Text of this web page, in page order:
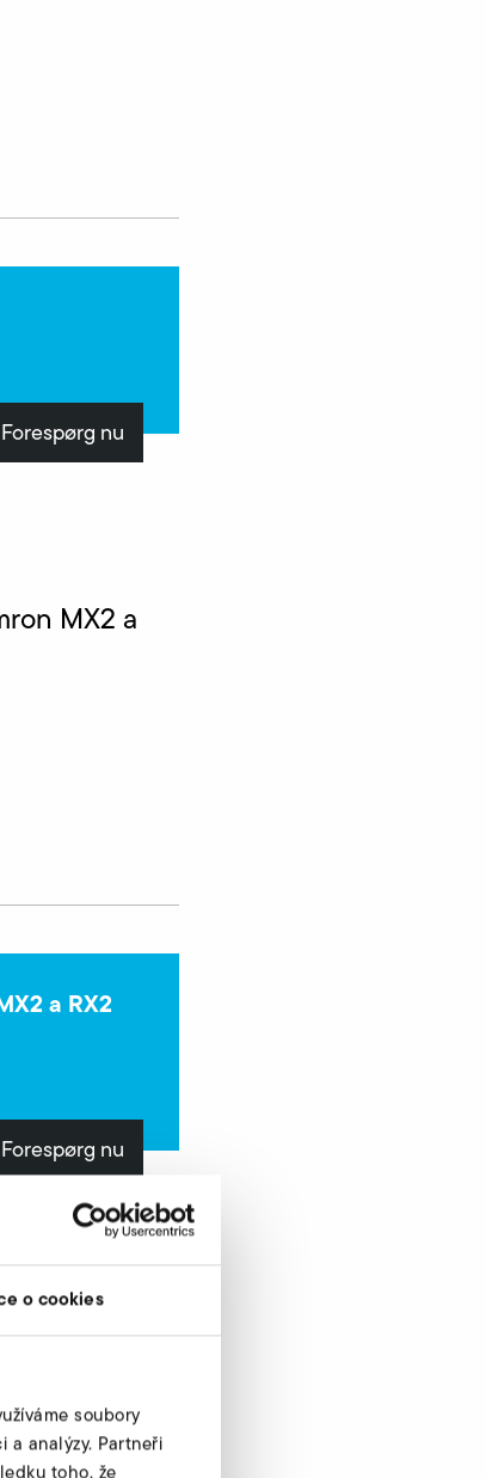
o cookies
soubory
a analýzy. Partneři
toho, že
Forespørg nu
MX2 a
a RX2
Forespørg nu